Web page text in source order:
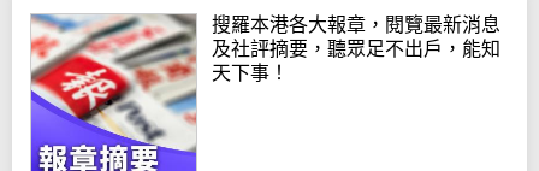
搜羅本港各大報章，閱覽最新消息
及社評摘要，聽眾足不出戶，能知
天下事！